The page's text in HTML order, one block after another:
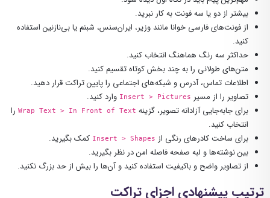
بیشتر از دو یا سه فونت به کار نبرید.
از فونت‌های فارسی خوانا مانند وزیر، ایران‌سنس، شبنم یا بی‌نازنین استفاده
کنید.
حداکثر سه رنگ هماهنگ انتخاب کنید.
متن‌های طولانی را به چند بخش کوتاه تقسیم کنید.
اطلاعات تماس، آدرس و شبکه‌های اجتماعی را پایین تراکت قرار دهید.
تصاویر را از مسیر Insert > Pictures وارد کنید.
برای جابه‌جایی آزادانه تصویر، گزینه Wrap Text > In Front of Textرا
انتخاب کنید.
برای ساخت کادرهای رنگی از Insert > Shapes کمک بگیرید.
بین نوشته‌ها و لبه صفحه فاصله امن در نظر بگیرید.
از تصاویر واضح و باکیفیت استفاده کنید و آن‌ها را بیش از حد بزرگ نکنید.
ترتیب پیشنهادی اجزای تراکت